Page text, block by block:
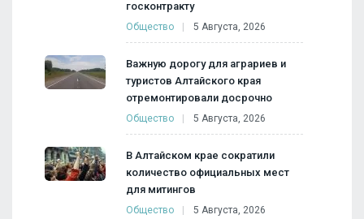
госконтракту
Общество 5 Августа, 2026
Важную дорогу для аграриев и
туристов Алтайского края
отремонтировали досрочно
Общество 5 Августа, 2026
В Алтайском крае сократили
количество официальных мест
для митингов
Общество 5 Августа, 2026